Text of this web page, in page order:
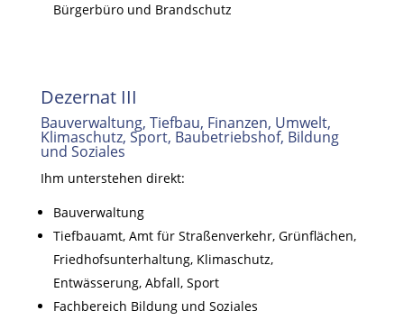
Bürgerbüro und Brandschutz
Dezernat III
Bauverwaltung, Tiefbau, Finanzen, Umwelt,
Klimaschutz, Sport, Baubetriebshof, Bildung
und Soziales
Ihm unterstehen direkt:
Bauverwaltung
Tiefbauamt, Amt für Straßenverkehr, Grünflächen,
Friedhofsunterhaltung, Klimaschutz,
Entwässerung, Abfall, Sport
Fachbereich Bildung und Soziales